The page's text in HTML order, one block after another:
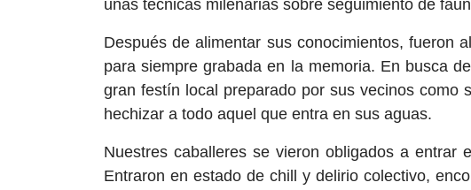
unas técnicas milenarias sobre seguimiento de
Después de alimentar sus conocimientos, fueron
para siempre grabada en la memoria. En busca
gran festín local preparado por sus vecinos como
hechizar a todo aquel que entra en sus aguas.
Nuestres caballeres se vieron obligados a
Entraron en estado de chill y delirio colectivo,